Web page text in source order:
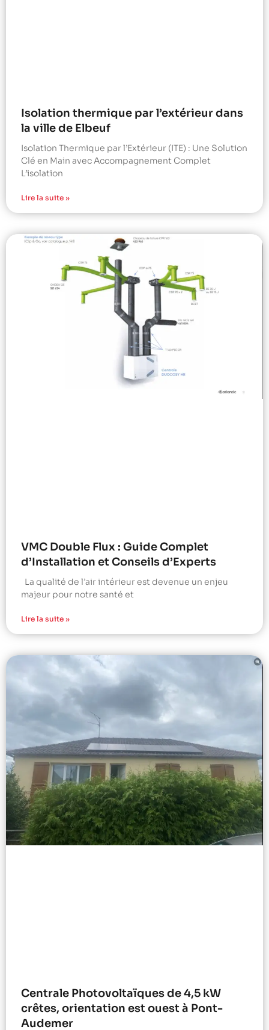
Isolation thermique par l’extérieur dans
la ville de Elbeuf
Isolation Thermique par l’Extérieur (ITE) : Une Solution
Clé en Main avec Accompagnement Complet
L’isolation
Lire la suite »
VMC Double Flux : Guide Complet
d’Installation et Conseils d’Experts
La qualité de l’air intérieur est devenue un enjeu
majeur pour notre santé et
Lire la suite »
Centrale Photovoltaïques de 4,5 kW
crêtes, orientation est ouest à Pont-
Audemer